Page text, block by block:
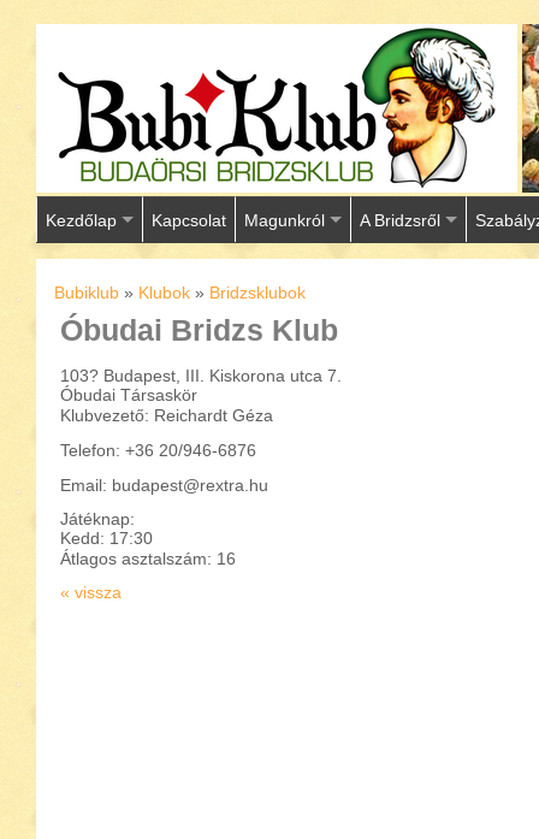
Kezdőlap Kapcsolat Magunkról A Bridzsről
Bubiklub » Klubok » Bridzsklubok
Óbudai Bridzs Klub
103? Budapest, III. Kiskorona utca 7.
Óbudai Társaskör
Klubvezető: Reichardt Géza
Telefon: +36 20/946-6876
Email: budapest@rextra.hu
Játéknap:
Kedd: 17:30
Átlagos asztalszám: 16
« vissza